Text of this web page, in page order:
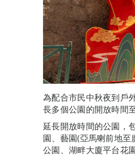
為配合市民中秋夜到戶
長多個公園的開放時間
延長開放時間的公園，
園、藝園(亞馬喇前地
公園、湖畔大廈平台花